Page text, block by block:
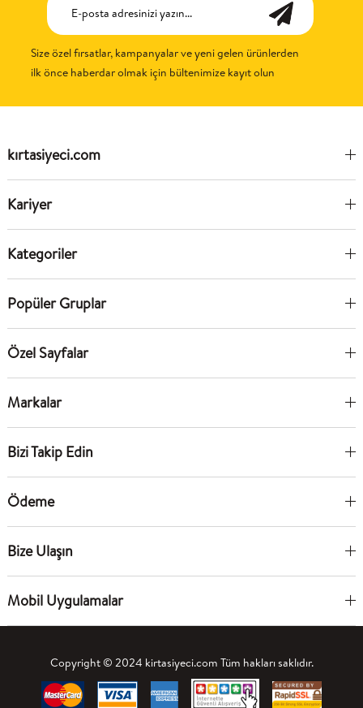
Size özel fırsatlar, kampanyalar ve yeni gelen ürünlerden
ilk önce haberdar olmak için bültenimize kayıt olun
kırtasiyeci.com
Kariyer
Kategoriler
Popüler Gruplar
Özel Sayfalar
Markalar
Bizi Takip Edin
Ödeme
Bize Ulaşın
Mobil Uygulamalar
Copyright © 2024 kirtasiyeci.com Tüm hakları saklıdır.